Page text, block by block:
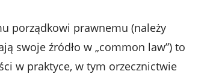
porządkowi prawnemu (należy
swoje źródło w „common law”) to
w praktyce, w tym orzecznictwie